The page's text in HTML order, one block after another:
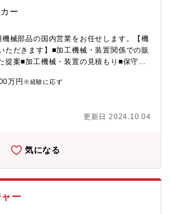
ー
械部品の国内営業をお任せします。【機
ただきます】■加工機械・装置関係での販
提案■加工機械・装置の見積もり■保守部
万円 ※経験に応ず
更新日 2024.10.04
気になる
ー